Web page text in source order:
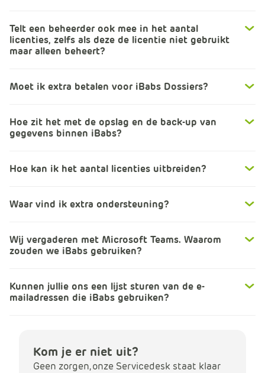
Telt een beheerder ook mee in het aantal
licenties, zelfs als deze de licentie niet gebruikt
maar alleen beheert?
Moet ik extra betalen voor iBabs Dossiers?
Hoe zit het met de opslag en de back-up van
gegevens binnen iBabs?
Hoe kan ik het aantal licenties uitbreiden?
Waar vind ik extra ondersteuning?
Wij vergaderen met Microsoft Teams. Waarom
zouden we iBabs gebruiken?
Kunnen jullie ons een lijst sturen van de e-
mailadressen die iBabs gebruiken?
Kom je er niet uit?
Geen zorgen, onze Servicedesk staat klaar